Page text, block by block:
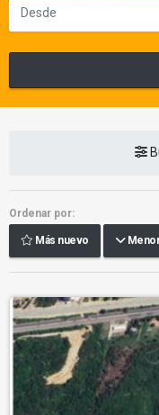
Ordenar por:
Más nuevo